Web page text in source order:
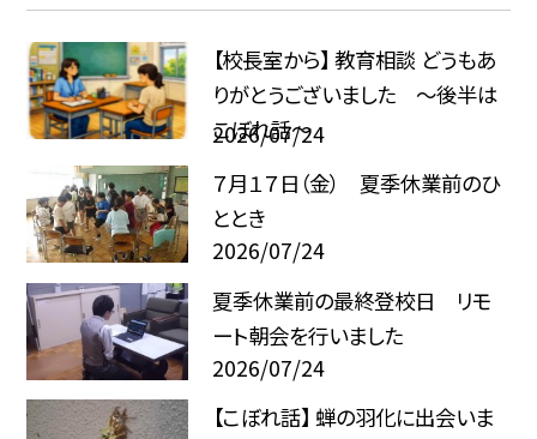
【校長室から】 教育相談 どうもあ
りがとうございました ～後半は
こぼれ話～
2026/07/24
７月１７日（金） 夏季休業前のひ
ととき
2026/07/24
夏季休業前の最終登校日 リモ
ート朝会を行いました
2026/07/24
【こぼれ話】 蝉の羽化に出会いま